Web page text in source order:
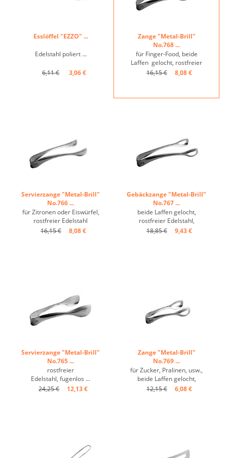
Esslöffel "EZZO" ...
Edelstahl poliert ...
6,11 € 3,06 €
Zange "Metal-Brill"
No.768 ...
für Finger-Food, beide
Laffen gelocht, rostfreier
Edelstahl ...
16,15 € 8,08 €
Servierzange "Metal-Brill"
No.766 ...
für Zitronen oder Eiswürfel,
rostfreier Edelstahl
fugenlos ...
16,15 € 8,08 €
Gebäckzange "Metal-Brill"
No.767 ...
beide Laffen gelocht,
rostfreier Edelstahl,
fugenlos ...
18,85 € 9,43 €
Servierzange "Metal-Brill"
No.765 ...
rostfreier
Edelstahl, fugenlos ...
24,25 €
12,13 €
Zange "Metal-Brill"
No.769 ...
für Zucker, Pralinen, usw.,
beide Laffen gelocht,
rostfreier Edelstahl ...
12,15 € 6,08 €